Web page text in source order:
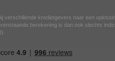
kredietgevers naar een
berekening is dan ook slechts